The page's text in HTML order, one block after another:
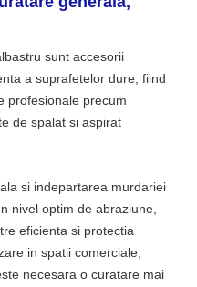
sunt accesorii
a suprafetelor dure, fiind
profesionale precum
de spalat si aspirat
si indepartarea murdariei
nivel optim de abraziune,
eficienta si protectia
in spatii comerciale,
necesara o curatare mai